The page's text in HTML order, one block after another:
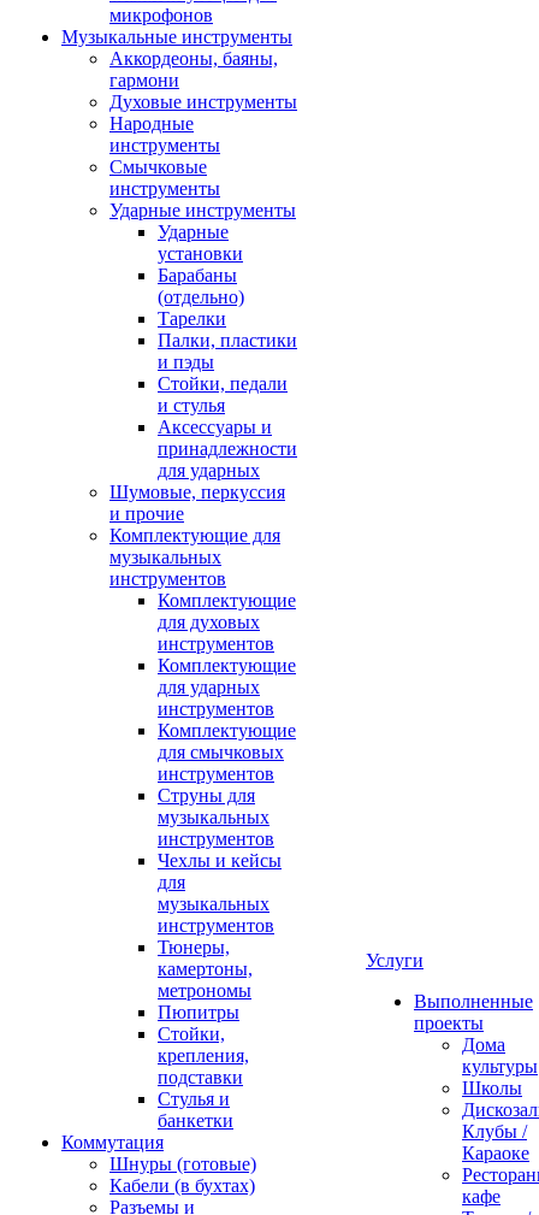
микрофонов
Музыкальные инструменты
Аккордеоны, баяны,
гармони
Духовые инструменты
Народные
инструменты
Смычковые
инструменты
Ударные инструменты
Ударные
установки
Барабаны
(отдельно)
Тарелки
Палки, пластики
и пэды
Стойки, педали
и стулья
Аксессуары и
принадлежности
для ударных
Шумовые, перкуссия
и прочие
Комплектующие для
музыкальных
инструментов
Комплектующие
для духовых
инструментов
Комплектующие
для ударных
инструментов
Комплектующие
для смычковых
инструментов
Струны для
музыкальных
инструментов
Чехлы и кейсы
для
музыкальных
инструментов
Тюнеры,
камертоны,
метрономы
Пюпитры
Стойки,
крепления,
подставки
Стулья и
банкетки
Коммутация
Шнуры (готовые)
Кабели (в бухтах)
Разъемы и
Услуги
Выполненные
проекты
Дома
культуры
Школы
Клубы /
Караоке
кафе